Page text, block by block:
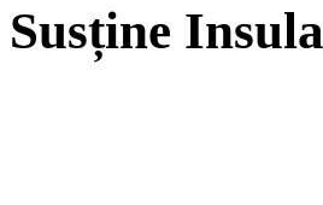
Susține